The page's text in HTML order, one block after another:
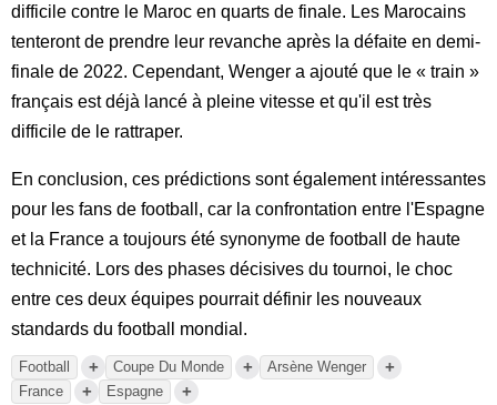
difficile contre le Maroc en quarts de finale. Les Marocains
tenteront de prendre leur revanche après la défaite en demi-
finale de 2022. Cependant, Wenger a ajouté que le « train »
français est déjà lancé à pleine vitesse et qu'il est très
difficile de le rattraper.
En conclusion, ces prédictions sont également intéressantes
pour les fans de football, car la confrontation entre l'Espagne
et la France a toujours été synonyme de football de haute
technicité. Lors des phases décisives du tournoi, le choc
entre ces deux équipes pourrait définir les nouveaux
standards du football mondial.
Football + Coupe Du Monde + Arsène Wenger +
France + Espagne +